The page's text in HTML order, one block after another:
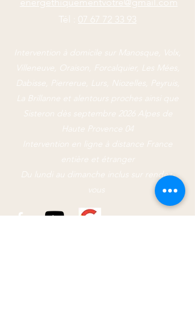
energethiquementvotre@gmail.com
Tél : 07 67 72 33 93
Intervention à domicile sur Manosque, Volx,
Villeneuve, Oraison, Forcalquier, Les Mées,
Dabisse, Pierrerue, Lurs, Niozelles, Peyruis,
La Brillanne et alentours proches ainsi que
Sisteron dès septembre 2026 Alpes de
Haute Provence 04
Intervention en ligne à distance France
entière et étranger
​Du lundi au dimanche inclus sur rendez-
vous